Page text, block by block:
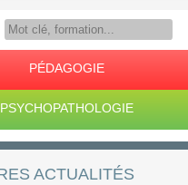
PÉDAGOGIE
PSYCHOPATHOLOGIE
ACTUALITÉS